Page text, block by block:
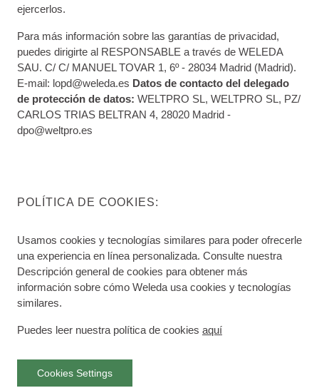
ejercerlos.
Para más información sobre las garantías de privacidad,
puedes dirigirte al RESPONSABLE a través de WELEDA
SAU. C/ C/ MANUEL TOVAR 1, 6º - 28034 Madrid (Madrid).
E-mail: lopd@weleda.es Datos de contacto del delegado
de protección de datos: WELTPRO SL, WELTPRO SL, PZ/
CARLOS TRIAS BELTRAN 4, 28020 Madrid -
dpo@weltpro.es
POLÍTICA DE COOKIES:
Usamos cookies y tecnologías similares para poder ofrecerle
una experiencia en línea personalizada. Consulte nuestra
Descripción general de cookies para obtener más
información sobre cómo Weleda usa cookies y tecnologías
similares.
Puedes leer nuestra política de cookies aquí
Cookies Settings